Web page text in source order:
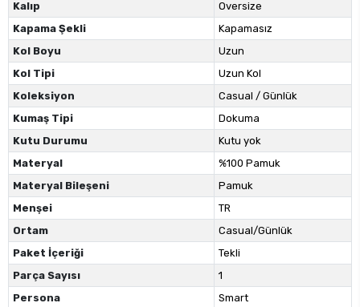
Kalıp
Oversize
Kapama Şekli
Kapamasız
Kol Boyu
Uzun
Kol Tipi
Uzun Kol
Koleksiyon
Casual / Günlük
Kumaş Tipi
Dokuma
Kutu Durumu
Kutu yok
Materyal
%100 Pamuk
Materyal Bileşeni
Pamuk
Menşei
TR
Ortam
Casual/Günlük
Paket İçeriği
Tekli
Parça Sayısı
1
Persona
Smart